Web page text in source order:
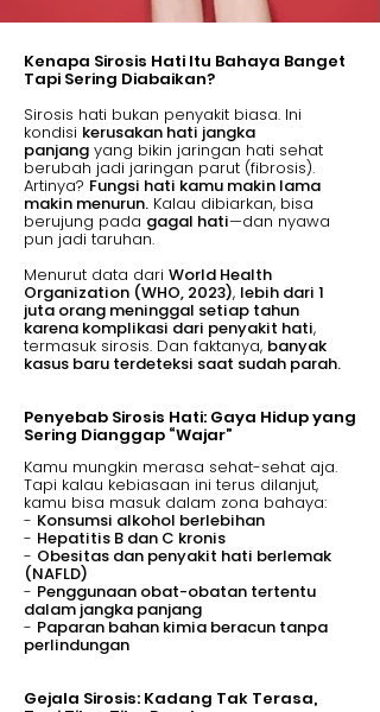
Kenapa Sirosis Hati Itu Bahaya Banget
Tapi Sering Diabaikan?
Sirosis hati bukan penyakit biasa. Ini
kondisi kerusakan hati jangka
panjang yang bikin jaringan hati sehat
berubah jadi jaringan parut (fibrosis).
Artinya? Fungsi hati kamu makin lama
makin menurun. Kalau dibiarkan, bisa
berujung pada gagal hati—dan nyawa
pun jadi taruhan.
Menurut data dari World Health
Organization (WHO, 2023), lebih dari 1
juta orang meninggal setiap tahun
karena komplikasi dari penyakit hati,
termasuk sirosis. Dan faktanya, banyak
kasus baru terdeteksi saat sudah parah.
Penyebab Sirosis Hati: Gaya Hidup yang
Sering Dianggap “Wajar”
Kamu mungkin merasa sehat-sehat aja.
Tapi kalau kebiasaan ini terus dilanjut,
kamu bisa masuk dalam zona bahaya:
- Konsumsi alkohol berlebihan
- Hepatitis B dan C kronis
- Obesitas dan penyakit hati berlemak
(NAFLD)
- Penggunaan obat-obatan tertentu
dalam jangka panjang
- Paparan bahan kimia beracun tanpa
perlindungan
Gejala Sirosis: Kadang Tak Terasa,